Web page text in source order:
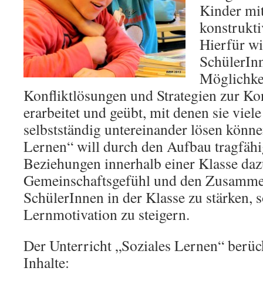
Kinder
Hierfür
Konfliktlösungen und Strategien zur
erarbeitet und geübt, mit denen sie
selbstständig untereinander lösen
Lernen“ will durch den Aufbau
Beziehungen innerhalb einer Klasse
Gemeinschaftsgefühl und den
SchülerInnen in der Klasse zu stärken,
Lernmotivation zu steigern.
Der Unterricht „Soziales Lernen“
Inhalte: